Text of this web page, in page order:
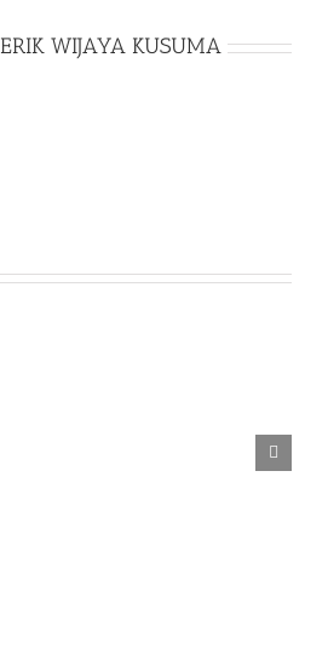
ERIK WIJAYA KUSUMA